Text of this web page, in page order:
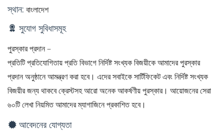
স্থান: বাংলাদেশ
সুযোগ সুবিধাসমূহ
পুরস্কার প্রদান –
প্রতিটি প্রতিযোগিতায় প্রতি বিভাগে নির্দিষ্ট সংখ্যক বিজয়ীকে আমাদের পুরস্কার
প্রদান অনুষ্ঠানে আমন্ত্রণ করা হবে। এদের সবাইকে সার্টিফিকেট এবং নির্দিষ্ট সংখ্যক
বিজয়ীর জন্য থাকবে ক্রেস্টসহ আরো অনেক আকর্ষণীয় পুরস্কার। আয়োজনের সেরা
৬০টি লেখা নিয়মিত আমাদের ম্যাগাজিনে প্রকাশিত হবে।
আবেদনের যোগ্যতা